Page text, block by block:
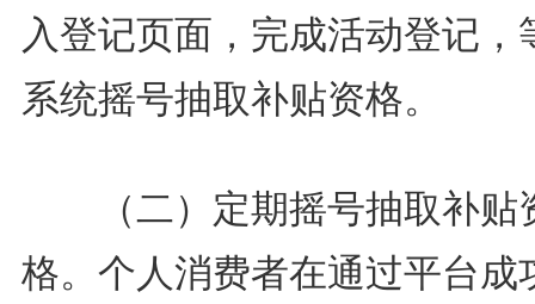
入登记页面，完成活动登记，
系统摇号抽取补贴资格。
（二）定期摇号抽取补贴
格。个人消费者在通过平台成